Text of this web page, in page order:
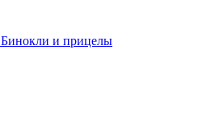
Бинокли и прицелы